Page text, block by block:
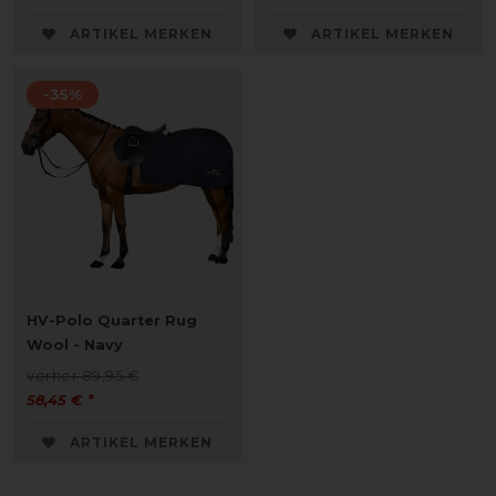
ARTIKEL MERKEN ARTIKEL MERKEN
-35%
HV-Polo Quarter Rug
Wool - Navy
vorher 89,95 €
58,45 € *
ARTIKEL MERKEN